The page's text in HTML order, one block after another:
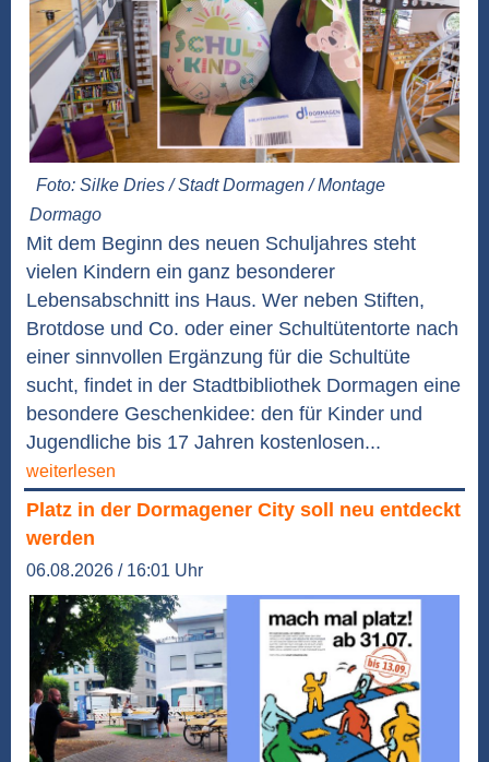
Foto: Silke Dries / Stadt Dormagen / Montage
Dormago
Mit dem Beginn des neuen Schuljahres steht
vielen Kindern ein ganz besonderer
Lebensabschnitt ins Haus. Wer neben Stiften,
Brotdose und Co. oder einer Schultütentorte nach
einer sinnvollen Ergänzung für die Schultüte
sucht, findet in der Stadtbibliothek Dormagen eine
besondere Geschenkidee: den für Kinder und
Jugendliche bis 17 Jahren kostenlosen...
weiterlesen
Platz in der Dormagener City soll neu entdeckt
werden
06.08.2026 / 16:01 Uhr